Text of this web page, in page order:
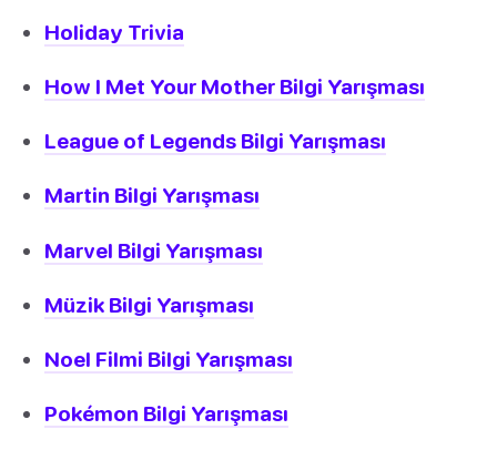
Holiday Trivia
How I Met Your Mother Bilgi Yarışması
League of Legends Bilgi Yarışması
Martin Bilgi Yarışması
Marvel Bilgi Yarışması
Müzik Bilgi Yarışması
Noel Filmi Bilgi Yarışması
Pokémon Bilgi Yarışması